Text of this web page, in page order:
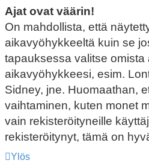
Ajat ovat väärin!
On mahdollista, että
aikavyöhykkeeltä kuin se
tapauksessa valitse omista
aikavyöhykkeesi, esim.
Sidney, jne. Huomaathan,
vaihtaminen, kuten monet
vain rekisteröityneille
rekisteröitynyt, tämä on
Ylös